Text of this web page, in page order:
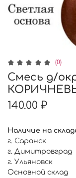
(0)
Смесь д/
140.00 ₽
Наличие на
г. Саранск
г. Димитровград
г. Ульяновск
Основной склад